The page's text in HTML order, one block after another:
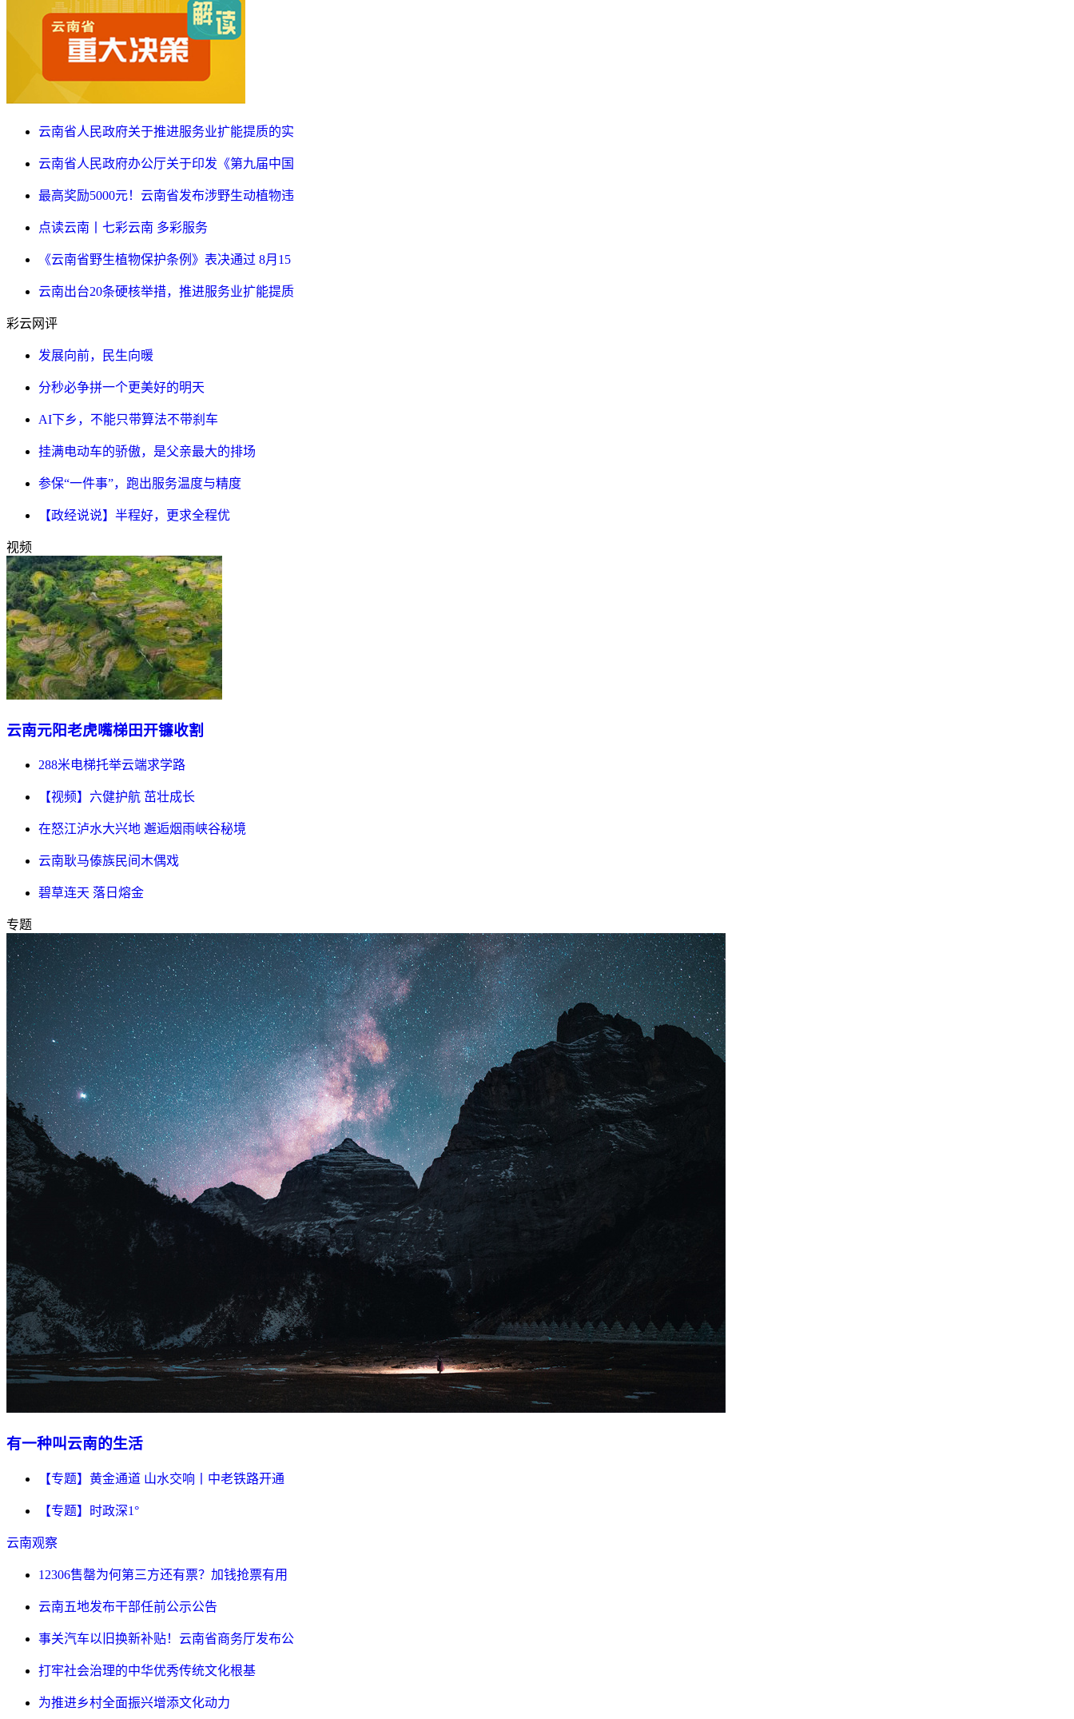
云南省人民政府关于推进服务业扩能提质的实
云南省人民政府办公厅关于印发《第九届中国
最高奖励5000元！云南省发布涉野生动植物违
点读云南丨七彩云南 多彩服务
《云南省野生植物保护条例》表决通过 8月15
云南出台20条硬核举措，推进服务业扩能提质
彩云网评
发展向前，民生向暖
分秒必争拼一个更美好的明天
AI下乡，不能只带算法不带刹车
挂满电动车的骄傲，是父亲最大的排场
参保“一件事”，跑出服务温度与精度
【政经说说】半程好，更求全程优
视频
云南元阳老虎嘴梯田开镰收割
288米电梯托举云端求学路
【视频】六健护航 茁壮成长
在怒江泸水大兴地 邂逅烟雨峡谷秘境
云南耿马傣族民间木偶戏
碧草连天 落日熔金
专题
有一种叫云南的生活
【专题】黄金通道 山水交响丨中老铁路开通
【专题】时政深1°
云南观察
12306售罄为何第三方还有票？加钱抢票有用
云南五地发布干部任前公示公告
事关汽车以旧换新补贴！云南省商务厅发布公
打牢社会治理的中华优秀传统文化根基
为推进乡村全面振兴增添文化动力